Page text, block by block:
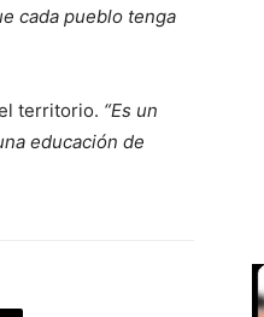
cada pueblo tenga
territorio. “Es un
educación de